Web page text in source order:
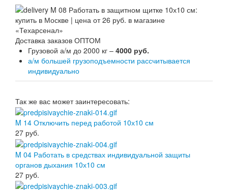
Доставка заказов ОПТОМ
Грузовой а/м до 2000 кг – 4000 руб.
а/м большей грузоподъемности рассчитывается
индивидуально
Так же вас может заинтересовать:
M 14 Отключить перед работой 10х10 см
27 руб.
M 04 Работать в средствах индивидуальной защиты
органов дыхания 10х10 см
27 руб.